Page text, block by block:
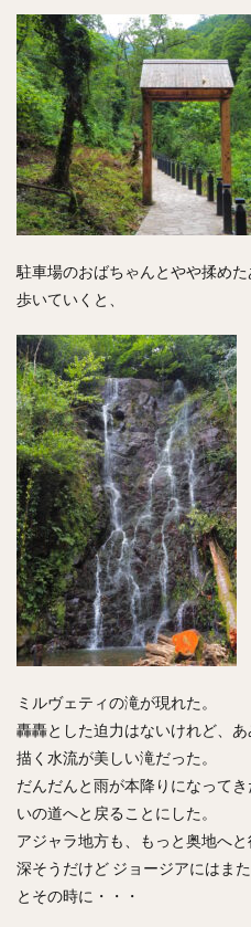
駐車場のおばちゃんとやや揉め
歩いていくと、
ミルヴェティの滝が現れた。
轟轟とした迫力はないけれど、
描く水流が美しい滝だった。
だんだんと雨が本降りになって
いの道へと戻ることにした。
アジャラ地方も、もっと奥地へ
深そうだけど ジョージアにはま
とその時に・・・